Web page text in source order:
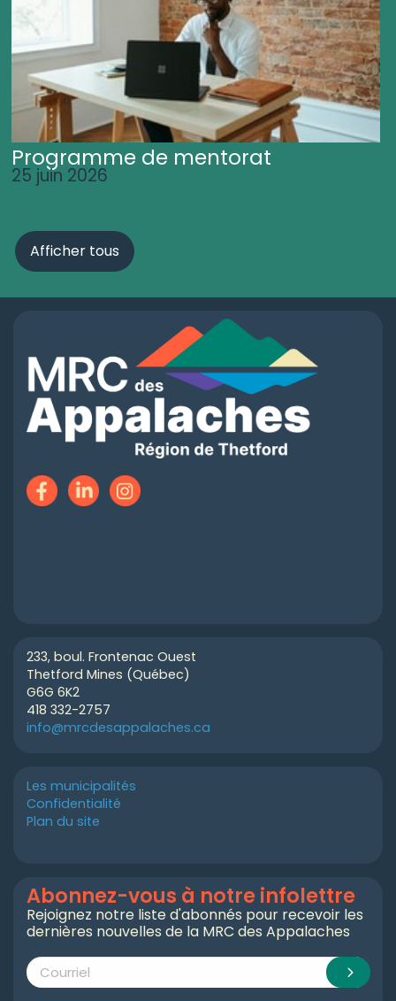
Programme de mentorat
25 juin 2026
Afficher tous
233, boul. Frontenac Ouest
Thetford Mines (Québec)
G6G 6K2
418 332-2757
info@mrcdesappalaches.ca
Les municipalités
Confidentialité
Plan du site
Abonnez-vous à notre infolettre
Rejoignez notre liste d'abonnés pour recevoir les
dernières nouvelles de la MRC des Appalaches